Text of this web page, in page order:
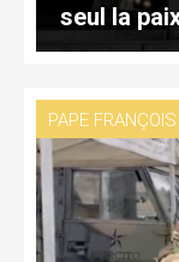
seul la
PAPE FRANÇOIS